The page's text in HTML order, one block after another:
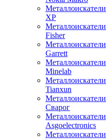
Металлоискатели
XP
Металлоискатели
Fisher
Металлоискатели
Garrett
Металлоискатели
Minelab
Металлоискатели
Tianxun
Металлоискатели
Сварог
Металлоискатели
Asgoelectronics
Металлоискатели